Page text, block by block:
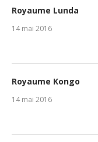
Royaume Lunda
14 mai 2016
Royaume Kongo
14 mai 2016